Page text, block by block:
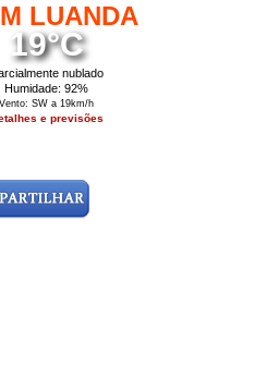
LUANDA
19°C
nublado
Humidade: 92%
Vento: SW a 19km/h
e previsões